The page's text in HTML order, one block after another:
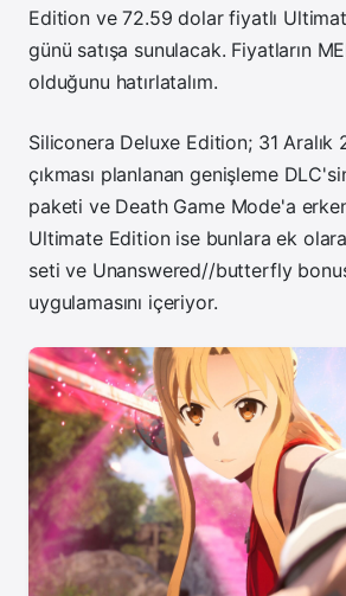
Edition ve72.59dolar fiyatlı
günü satışa sunulacak. Fiyatların
olduğunu hatırlatalım.
Siliconera Deluxe Edition; 31
çıkması planlanan genişleme
paketi ve Death Game Mode'a
Ultimate Edition ise bunlara ek
seti ve Unanswered//butterfly
uygulamasını içeriyor.